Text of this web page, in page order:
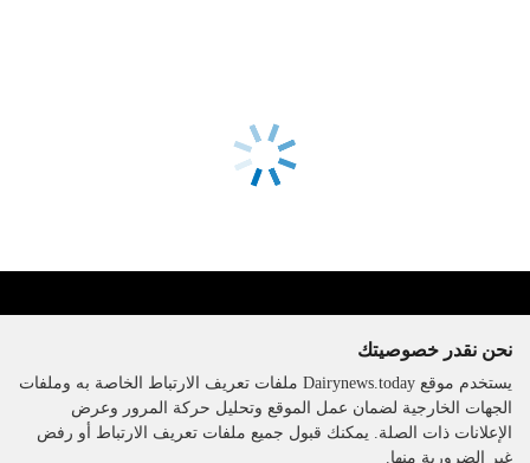
The DairyNews, جميع الحقوق
نحن نقدر خصوصيتك
يستخدم موقع Dairynews.today ملفات تعريف الارتباط الخاصة به وملفات
الجهات الخارجية لضمان عمل الموقع وتحليل حركة المرور وعرض
الإعلانات ذات الصلة. يمكنك قبول جميع ملفات تعريف الارتباط أو رفض
غير الضرورية منها.